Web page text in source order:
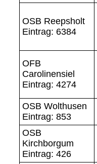
OSB Reepsholt
Eintrag: 6384
OFB
Carolinensiel
Eintrag: 4274
OSB Wolthusen
Eintrag: 853
OSB
Kirchborgum
Eintrag: 426